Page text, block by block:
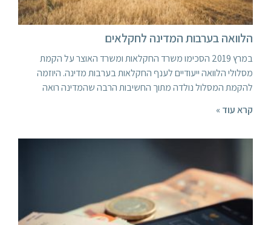
הלוואה בערבות המדינה לחקלאים
במרץ 2019 הסכימו משרד החקלאות ומשרד האוצר על הקמת
מסלולי הלוואה ייעודיים לענף החקלאות בערבות מדינה. היוזמה
להקמת המסלול נולדה מתוך החשיבות הרבה שהמדינה רואה
קרא עוד »